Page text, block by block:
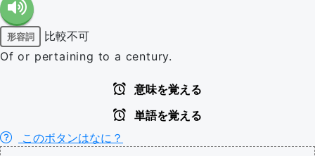
形容詞
比較不可
Of or pertaining to a century.
意味を覚える
単語を覚える
このボタンはなに？